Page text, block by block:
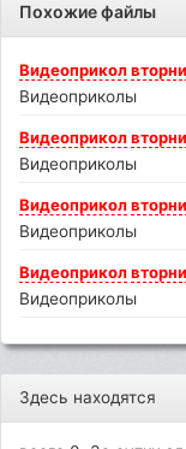
Похожие файлы
Видеоприкол
Видеоприколы
Видеоприкол
Видеоприколы
Видеоприкол
Видеоприколы
Видеоприкол
Видеоприколы
Здесь находятся